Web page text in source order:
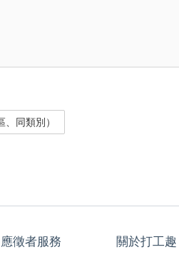
應徵者服務
關於打工趣